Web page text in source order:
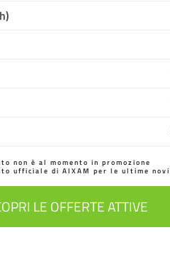
non è al momento in promozione
ufficiale di AIXAM per le ultime
LE OFFERTE ATTIVE